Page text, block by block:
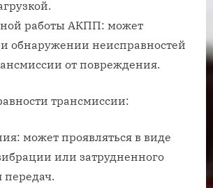
работы АКПП: может
обнаружении неисправностей
от повреждения.
трансмиссии:
может проявляться в виде
или затрудненного